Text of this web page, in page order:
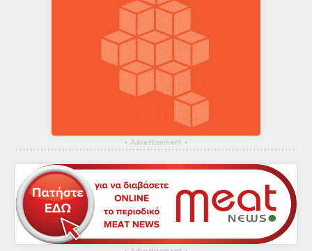
▴ Advertisement ▴